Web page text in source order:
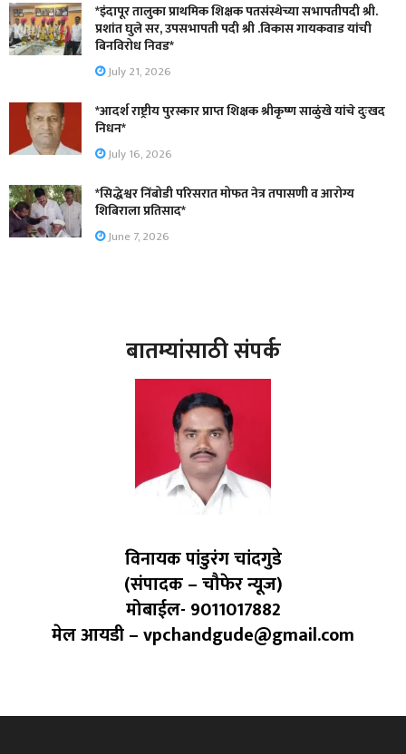
*इंदापूर तालुका प्राथमिक शिक्षक पतसंस्थेच्या सभापतीपदी श्री.
प्रशांत घुले सर, उपसभापती पदी श्री .विकास गायकवाड यांची
बिनविरोध निवड*
July 21, 2026
*आदर्श राष्ट्रीय पुरस्कार प्राप्त शिक्षक श्रीकृष्ण साळुंखे यांचे दुःखद
निधन*
July 16, 2026
*सिद्धेश्वर निंबोडी परिसरात मोफत नेत्र तपासणी व आरोग्य
शिबिराला प्रतिसाद*
June 7, 2026
बातम्यांसाठी संपर्क
विनायक पांडुरंग चांदगुडे
(संपादक – चौफेर न्यूज)
मोबाईल- 9011017882
मेल आयडी – vpchandgude@gmail.com